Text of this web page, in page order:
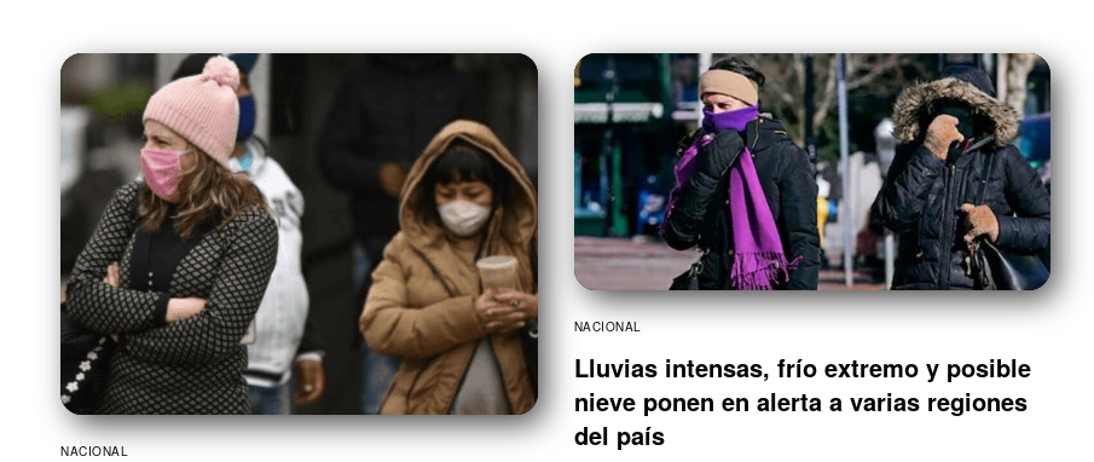
NACIONAL
NACIONAL
Lluvias intensas, frío extremo y posible
nieve ponen en alerta a varias regiones
del país